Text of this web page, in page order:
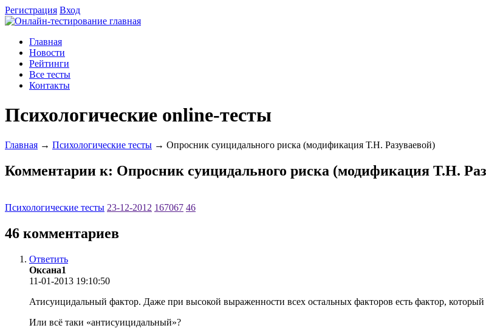
Регистрация Вход
Главная
Новости
Рейтинги
Все тесты
Контакты
Психологические online-тесты
Главная → Психологические тесты → Опросник суицидального риска (модификация Т.Н. Разуваевой)
Комментарии к: Опросник суицидального риска (модификация Т.Н.
Психологические тесты 23-12-2012 167067 46
46 комментариев
Ответить
Оксана1
11-01-2013 19:10:50
Атисуицидальный фактор. Даже при высокой выраженности всех остальных факторов есть фактор,
Или всё таки «антисуицидальный»?